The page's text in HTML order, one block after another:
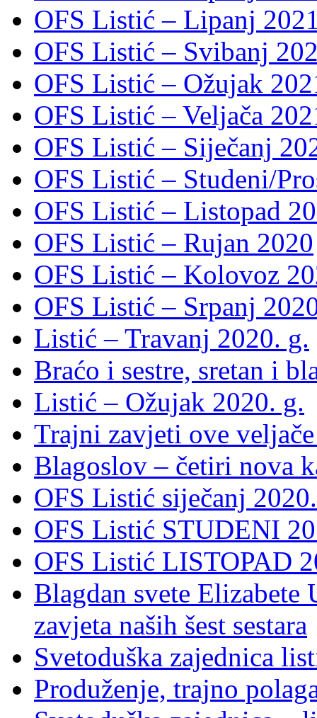
OFS Listić – Lipanj
OFS Listić – Svibanj
OFS Listić – Ožujak
OFS Listić – Veljača
OFS Listić – Siječanj
OFS Listić – Studeni/
OFS Listić – Listopad
OFS Listić – Rujan 2020
OFS Listić – Kolovoz
OFS Listić – Srpanj
Listić – Travanj 2020. g.
Braćo i sestre, sretan i
Listić – Ožujak 2020. g.
Trajni zavjeti ove
Blagoslov – četiri nova
OFS Listić siječanj
OFS Listić STUDENI
OFS Listić LISTOPAD
Blagdan svete
zavjeta naših šest sestara
Svetoduška zajednica
Produženje, trajno